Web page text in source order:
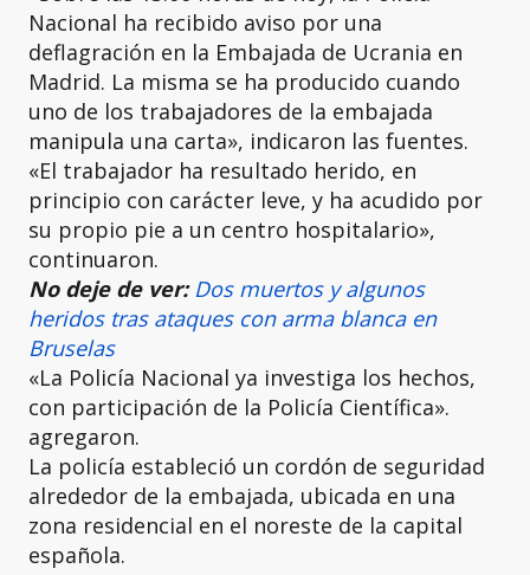
Nacional ha recibido aviso por una
deflagración en la Embajada de Ucrania en
Madrid. La misma se ha producido cuando
uno de los trabajadores de la embajada
manipula una carta», indicaron las fuentes.
«El trabajador ha resultado herido, en
principio con carácter leve, y ha acudido por
su propio pie a un centro hospitalario»,
continuaron.
No deje de ver: Dos muertos y algunos
heridos tras ataques con arma blanca en
Bruselas
«La Policía Nacional ya investiga los hechos,
con participación de la Policía Científica».
agregaron.
La policía estableció un cordón de seguridad
alrededor de la embajada, ubicada en una
zona residencial en el noreste de la capital
española.